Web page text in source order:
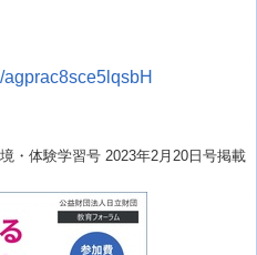
・体験学習号 2023年2月20日号掲載